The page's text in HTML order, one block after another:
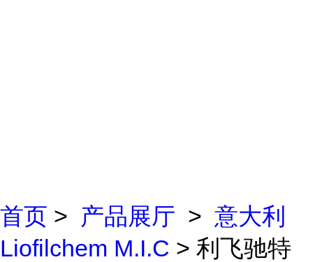
首页 > 产品展厅 > 意大利
Liofilchem M.I.C > 利飞驰特